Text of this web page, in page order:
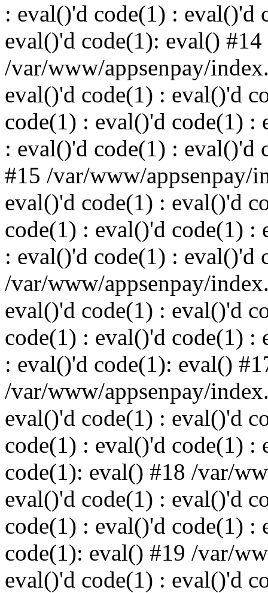
: eval()'d code(1) : eval()'d
eval()'d code(1): eval() #14
/var/www/appsenpay/
eval()'d code(1) : eval()'d
code(1) : eval()'d code(1) :
: eval()'d code(1) : eval()'d
#15 /var/www/appsenpay/
eval()'d code(1) : eval()'d
code(1) : eval()'d code(1) :
: eval()'d code(1) : eval()'d
/var/www/appsenpay/
eval()'d code(1) : eval()'d
code(1) : eval()'d code(1) :
: eval()'d code(1): eval()
/var/www/appsenpay/
eval()'d code(1) : eval()'d
code(1) : eval()'d code(1) :
code(1): eval() #18 /var/
eval()'d code(1) : eval()'d
code(1) : eval()'d code(1) :
code(1): eval() #19 /var/
eval()'d code(1) : eval()'d